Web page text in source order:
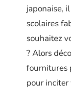
japonaise,
scolaires
souhaitez
? Alors
fournitures
pour inciter